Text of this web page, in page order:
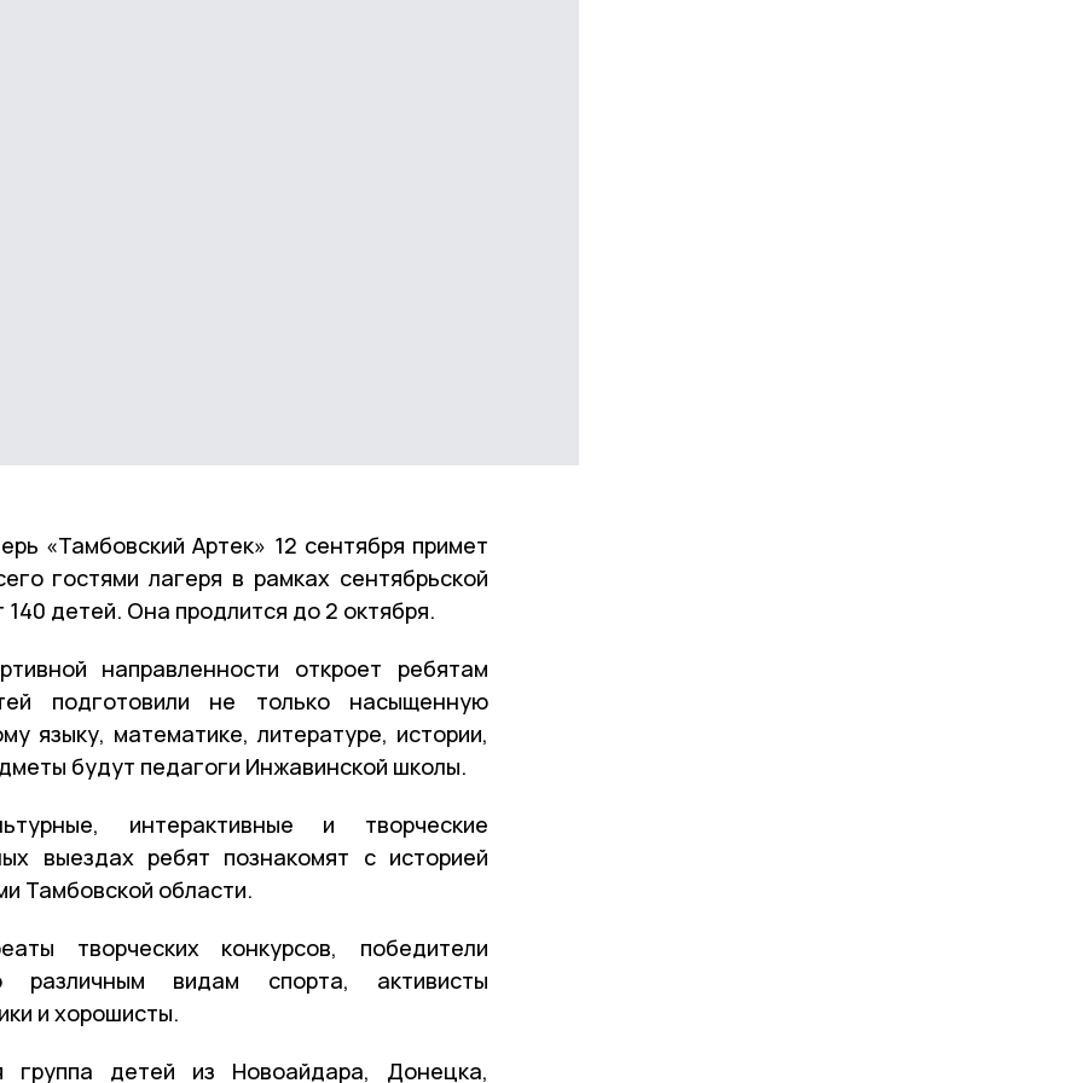
«Тамбовский Артек» 12 сентября примет
гостями лагеря в рамках сентябрьской
детей. Она продлится до 2 октября.
направленности откроет ребятам
подготовили не только насыщенную
языку, математике, литературе, истории,
будут педагоги Инжавинской школы.
интерактивные и творческие
выездах ребят познакомят с историей
Тамбовской области.
творческих конкурсов, победители
различным видам спорта, активисты
и хорошисты.
детей из Новоайдара, Донецка,